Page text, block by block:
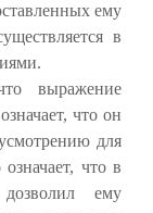
ему
в
выражение
что он
для
что в
ему